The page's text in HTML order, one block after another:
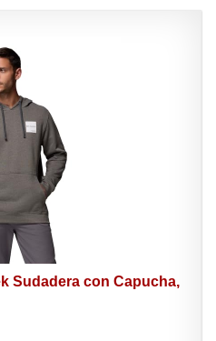
Sudadera con Capucha,